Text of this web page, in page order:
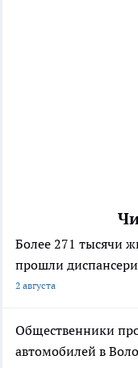
Более 271 тысячи
прошли
2 августа
Общественники
автомобилей в